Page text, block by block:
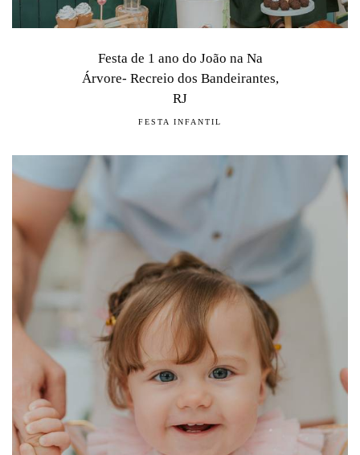
Festa de 1 ano do João na Na
Árvore- Recreio dos Bandeirantes,
RJ
FESTA INFANTIL